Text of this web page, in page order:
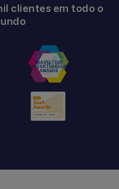
clientes em todo o